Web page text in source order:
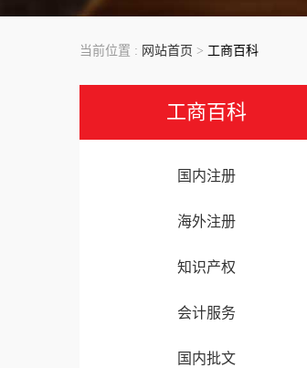
当前位置 : 网站首页 > 工商百科
工商百科
国内注册
海外注册
知识产权
会计服务
国内批文